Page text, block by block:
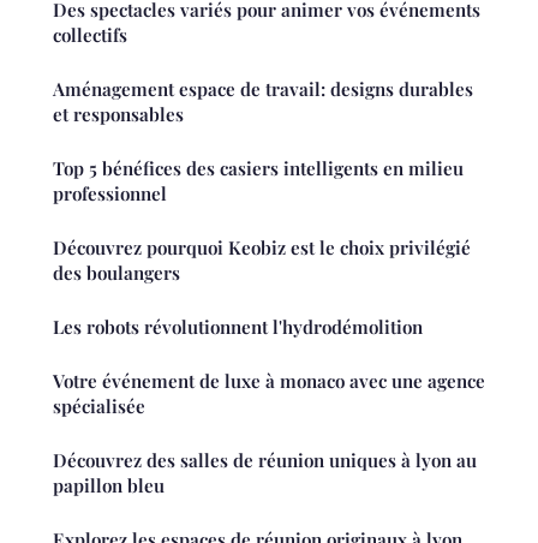
Des spectacles variés pour animer vos événements
collectifs
Aménagement espace de travail: designs durables
et responsables
Top 5 bénéfices des casiers intelligents en milieu
professionnel
Découvrez pourquoi Keobiz est le choix privilégié
des boulangers
Les robots révolutionnent l'hydrodémolition
Votre événement de luxe à monaco avec une agence
spécialisée
Découvrez des salles de réunion uniques à lyon au
papillon bleu